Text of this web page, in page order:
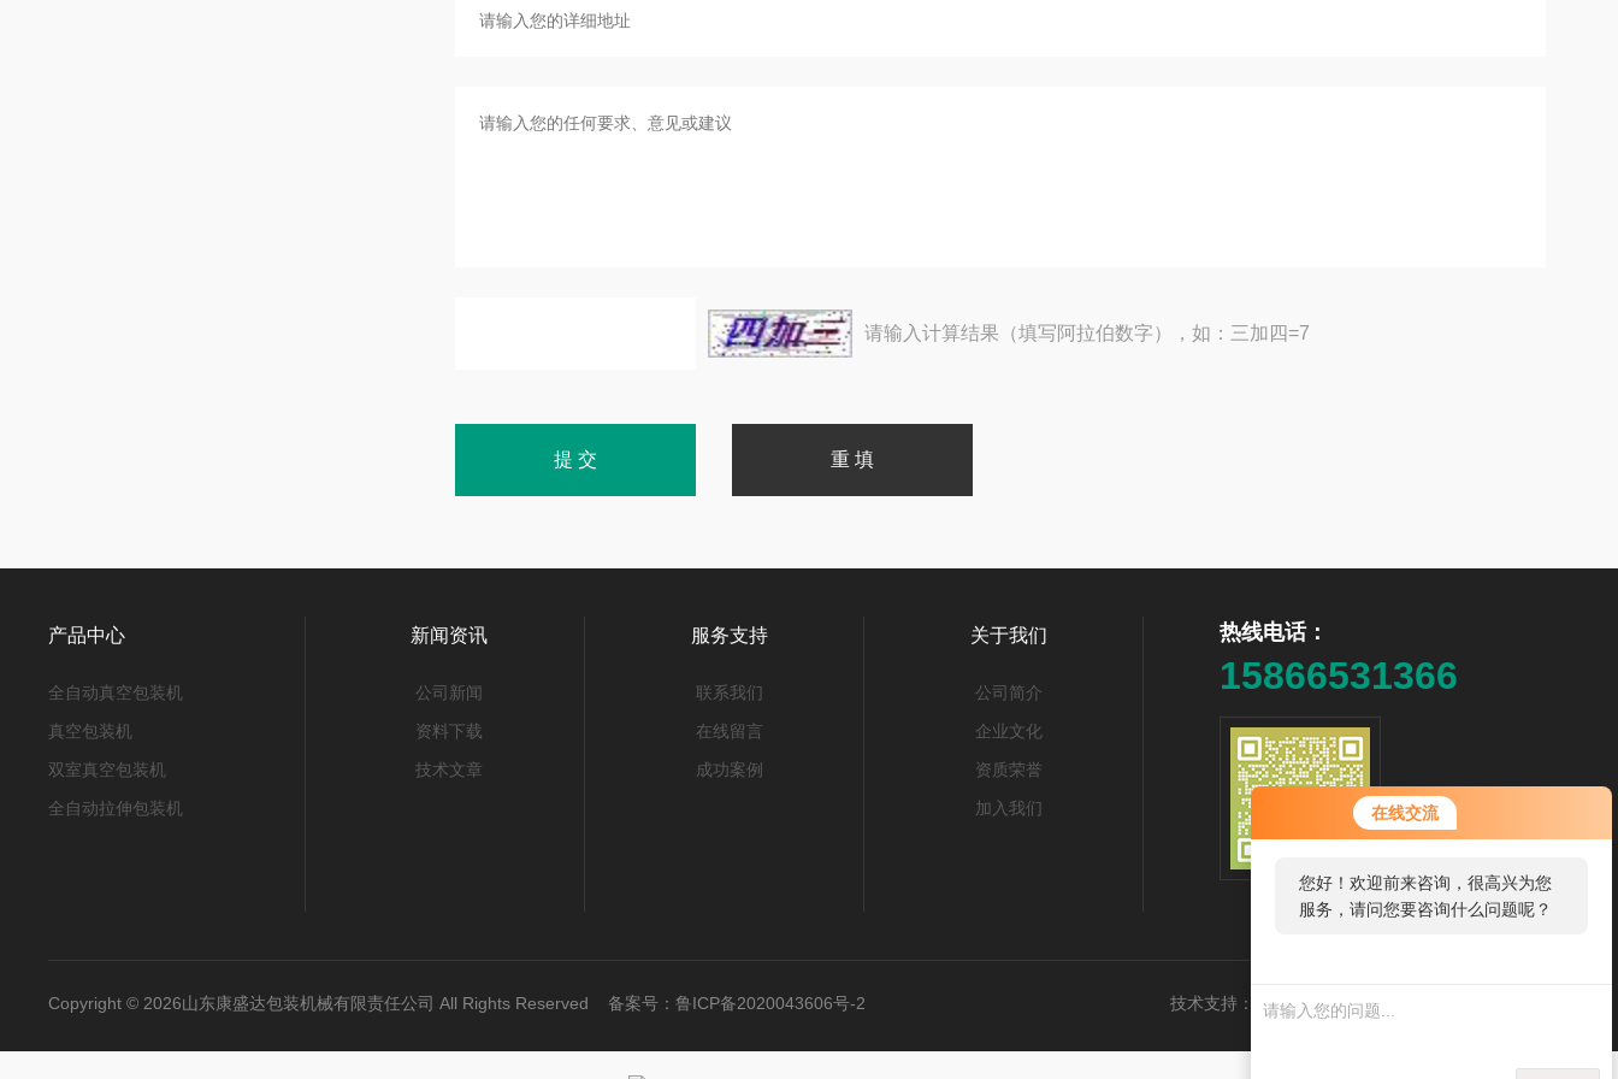
在线交流
您好！欢迎前来咨询，很高兴为您
服务，请问您要咨询什么问题呢？
了需求产品，您可以直接在线与我
联系！
请输入计算结果（填写阿拉伯数字），如：三加四=7
热线电话：
15866531366
扫码加微信
产品中心
全自动真空包装机
真空包装机
双室真空包装机
全自动拉伸包装机
新闻资讯
公司新闻
资料下载
技术文章
服务支持
联系我们
在线留言
成功案例
关于我们
公司简介
企业文化
资质荣誉
加入我们
Copyright © 2026山东康盛达包装机械有限责任公司 All Rights Reserved 备案号： 鲁ICP备2020043606号-2 技术支持： 食品机械设备网